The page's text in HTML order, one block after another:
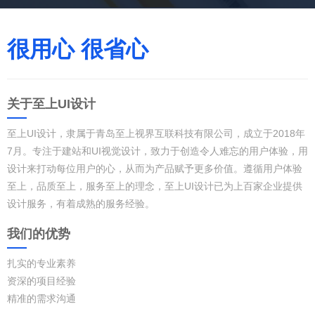
很用心 很省心
关于至上UI设计
至上UI设计，隶属于青岛至上视界互联科技有限公司，成立于2018年
7月。专注于建站和UI视觉设计，致力于创造令人难忘的用户体验，用
设计来打动每位用户的心，从而为产品赋予更多价值。遵循用户体验
至上，品质至上，服务至上的理念，至上UI设计已为上百家企业提供
设计服务，有着成熟的服务经验。
我们的优势
扎实的专业素养
资深的项目经验
精准的需求沟通